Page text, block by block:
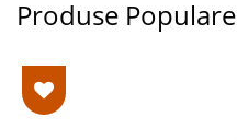
Produse Populare